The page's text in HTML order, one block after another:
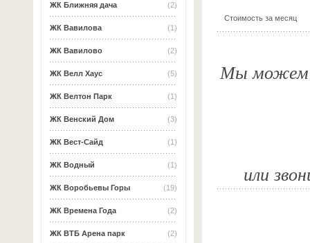
(2)
ЖК Ближняя дача
(1)
ЖК Вавилова
(2)
ЖК Вавилово
(5)
ЖК Велл Хаус
(1)
ЖК Велтон Парк
(3)
ЖК Венский Дом
(1)
ЖК Вест-Сайд
(1)
ЖК Водный
(19)
ЖК Воробьевы Горы
(2)
ЖК Времена Года
(2)
ЖК ВТБ Арена парк
Стоимость за месяц
Мы можем
или